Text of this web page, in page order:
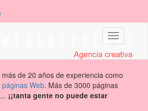
Toggle
navigation
de 20 años de experiencia como
Web. Más de 3000 páginas
¡¡tanta gente no puede estar